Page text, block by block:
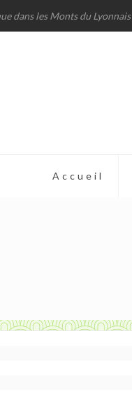
dans les Monts du Lyonnais
Accueil